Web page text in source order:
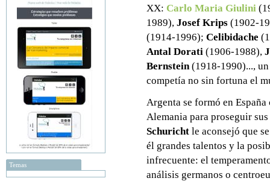
Temas
XX: Carlo Maria Giulini
1989), Josef Krips (1902-
(1914-1996); Celibidache
Antal Dorati (1906-1988),
Bernstein(1918-1990)..., un
competía no sin fortuna el
Argenta se formó en
Alemania para proseguir
Schuricht le aconsejó que
él grandes talentos y la
infrecuente: el
análisis germanos o